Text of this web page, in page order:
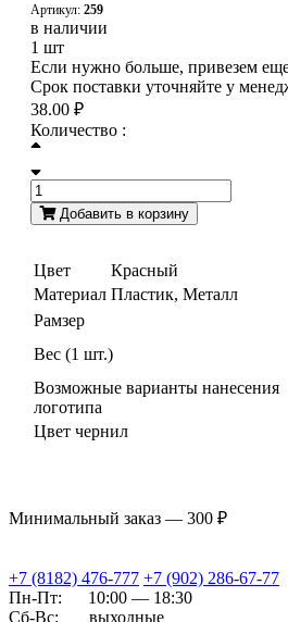
Артикул: 259
в наличии
1 шт
Если нужно больше, привезем
Срок поставки уточняйте у
38.00 ₽
Количество :
Добавить в корзину
Цвет
Красный
Материал Пластик, Металл
Рамзер
Вес (1 шт.)
Возможные варианты нанесения
логотипа
Цвет чернил
Минимальный заказ — 300 ₽
+7 (8182) 476-777 +7 (902) 286-67-77
Пн-Пт:
10:00 — 18:30
Сб-Вс:
выходные